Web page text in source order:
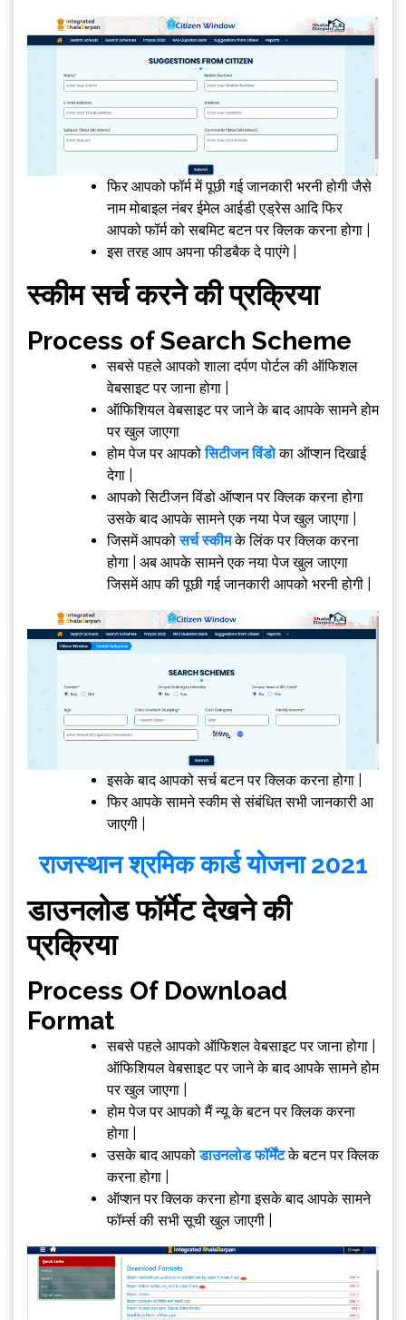
फिर आपको फॉर्म में पूछी गई जानकारी भरनी होगी जैसे
नाम मोबाइल नंबर ईमेल आईडी एड्रेस आदि फिर
आपको फॉर्म को सबमिट बटन पर क्लिक करना होगा |
इस तरह आप अपना फीडबैक दे पाएंगे |
स्कीम सर्च करने की प्रक्रिया
Process of Search Scheme
सबसे पहले आपको शाला दर्पण पोर्टल की ऑफिशल
वेबसाइट पर जाना होगा |
ऑफिशियल वेबसाइट पर जाने के बाद आपके सामने होम
पर खुल जाएगा
होम पेज पर आपकोसिटीजन विंडोका ऑप्शन दिखाई
देगा |
आपको सिटीजन विंडो ऑप्शन पर क्लिक करना होगा
उसके बाद आपके सामने एक नया पेज खुल जाएगा |
जिसमें आपकोसर्च स्कीमके लिंक पर क्लिक करना
होगा | अब आपके सामने एक नया पेज खुल जाएगा
जिसमें आप की पूछी गई जानकारी आपको भरनी होगी |
इसके बाद आपको सर्च बटन पर क्लिक करना होगा |
फिर आपके सामने स्कीम से संबंधित सभी जानकारी आ
जाएगी |
राजस्थान श्रमिक कार्ड योजना 2021
डाउनलोड फॉर्मेट देखने की
प्रक्रिया
Process Of Download
Format
सबसे पहले आपको ऑफिशल वेबसाइट पर जाना होगा |
ऑफिशियल वेबसाइट पर जाने के बाद आपके सामने होम
पर खुल जाएगा |
होम पेज पर आपको मैं न्यू के बटन पर क्लिक करना
होगा |
उसके बाद आपकोडाउनलोड फॉर्मेंटके बटन पर क्लिक
करना होगा |
ऑप्शन पर क्लिक करना होगा इसके बाद आपके सामने
फॉर्म्स की सभी सूची खुल जाएगी |